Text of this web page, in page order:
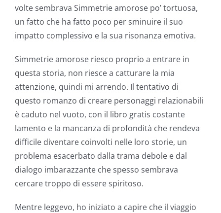
volte sembrava Simmetrie amorose po’ tortuosa,
un fatto che ha fatto poco per sminuire il suo
impatto complessivo e la sua risonanza emotiva.
Simmetrie amorose riesco proprio a entrare in
questa storia, non riesce a catturare la mia
attenzione, quindi mi arrendo. Il tentativo di
questo romanzo di creare personaggi relazionabili
è caduto nel vuoto, con il libro gratis costante
lamento e la mancanza di profondità che rendeva
difficile diventare coinvolti nelle loro storie, un
problema esacerbato dalla trama debole e dal
dialogo imbarazzante che spesso sembrava
cercare troppo di essere spiritoso.
Mentre leggevo, ho iniziato a capire che il viaggio